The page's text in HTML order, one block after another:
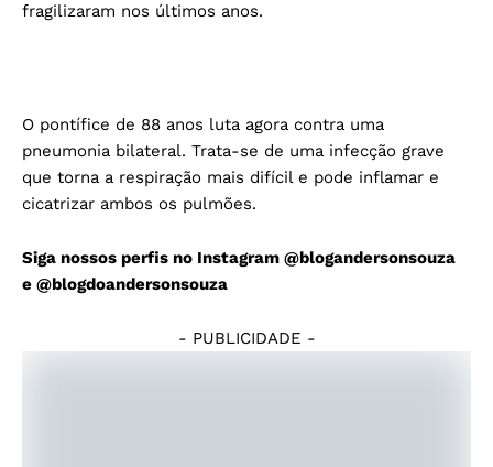
fragilizaram nos últimos anos.
O pontífice de 88 anos luta agora contra uma
pneumonia bilateral. Trata-se de uma infecção grave
que torna a respiração mais difícil e pode inflamar e
cicatrizar ambos os pulmões.
Siga nossos perfis no Instagram @blogandersonsouza
e @blogdoandersonsouza
- PUBLICIDADE -